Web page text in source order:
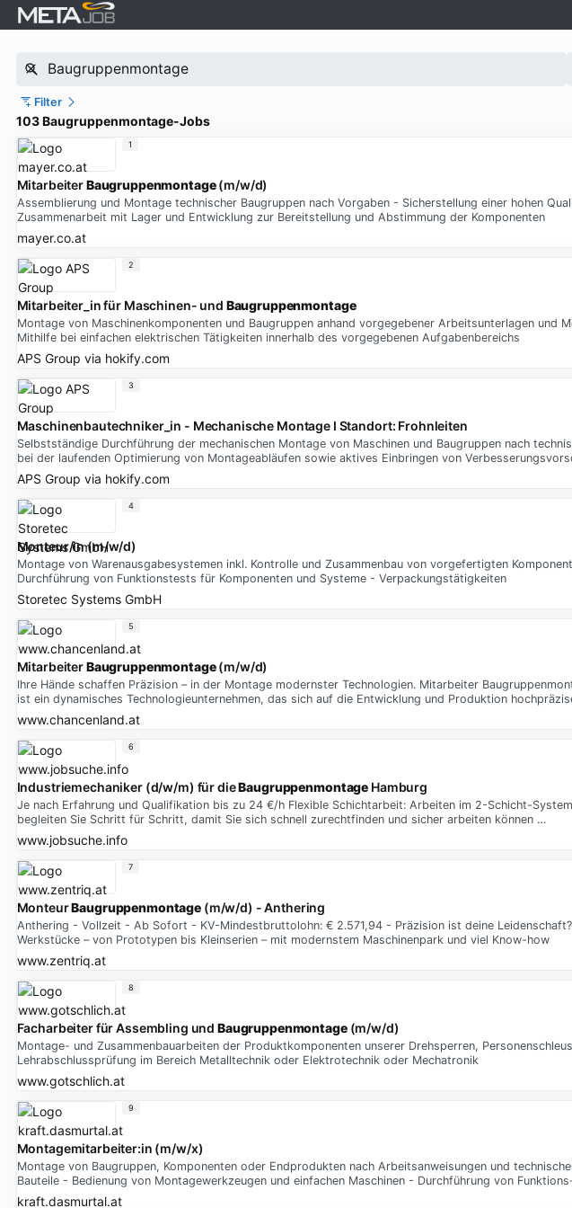
Filter
103 Baugruppenmontage-Jobs
MitarbeiterBaugruppenmontage(m/w/d)
Assemblierung und Montage technischer Baugruppen nach Vorgaben - Sicherstellung einer hohen
Zusammenarbeit mit Lager und Entwicklung zur Bereitstellung und Abstimmung der Komponenten
mayer.co.at
1
Mitarbeiter_in für Maschinen- und Baugruppenmontage
Montage von Maschinenkomponenten und Baugruppen anhand vorgegebener Arbeitsunterlagen und
Mithilfe bei einfachen elektrischen Tätigkeiten innerhalb des vorgegebenen Aufgabenbereichs
APS Group via hokify.com
2
Maschinenbautechniker_in - Mechanische Montage I Standort: Frohnleiten
Selbstständige Durchführung der mechanischen Montage von Maschinen und Baugruppen nach
bei der laufenden Optimierung von Montageabläufen sowie aktives Einbringen von
APS Group via hokify.com
3
Monteur/in (m/w/d)
Montage von Warenausgabesystemen inkl. Kontrolle und Zusammenbau von vorgefertigten
Durchführung von Funktionstests für Komponenten und Systeme - Verpackungstätigkeiten
Storetec Systems GmbH
4
MitarbeiterBaugruppenmontage(m/w/d)
Ihre Hände schaffen Präzision – in der Montage modernster Technologien. Mitarbeiter
ist ein dynamisches Technologieunternehmen, das sich auf die Entwicklung und Produktion
www.chancenland.at
5
Industriemechaniker (d/w/m) für dieBaugruppenmontage Hamburg
Je nach Erfahrung und Qualifikation bis zu 24 €/h Flexible Schichtarbeit: Arbeiten im 2-Schicht-
begleiten Sie Schritt für Schritt, damit Sie sich schnell zurechtfinden und sicher arbeiten können …
www.jobsuche.info
6
MonteurBaugruppenmontage (m/w/d) - Anthering
Anthering - Vollzeit - Ab Sofort - KV-Mindestbruttolohn: € 2.571,94 - Präzision ist deine
Werkstücke – von Prototypen bis Kleinserien – mit modernstem Maschinenpark und viel Know-how
www.zentriq.at
7
Facharbeiter für Assembling undBaugruppenmontage(m/w/d)
Montage- und Zusammenbauarbeiten der Produktkomponenten unserer Drehsperren,
Lehrabschlussprüfung im Bereich Metalltechnik oder Elektrotechnik oder Mechatronik
www.gotschlich.at
8
Montagemitarbeiter:in (m/w/x)
Montage von Baugruppen, Komponenten oder Endprodukten nach Arbeitsanweisungen und
Bauteile - Bedienung von Montagewerkzeugen und einfachen Maschinen - Durchführung von
kraft.dasmurtal.at
9